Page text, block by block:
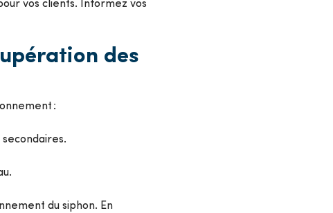
des
:
du siphon. En